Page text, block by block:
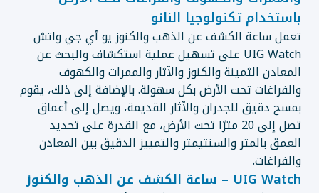
باستخدام تكنولوجيا النانو
تعمل ساعة الكشف عن الذهب والكنوز يو أي جي واتش
UIG Watch على تسهيل عملية استكشاف والبحث عن
المعادن الثمينة والكنوز والآثار والممرات والكهوف
والفراغات تحت الأرض بكل سهولة. بالإضافة إلى ذلك، يقوم
بمسح دقيق للجدران والآثار القديمة، ويصل إلى أعماق
تصل إلى 20 مترًا تحت الأرض، مع القدرة على تحديد
العمق بالمتر والسنتيمتر والتمييز الدقيق بين المعادن
والفراغات.
UIG Watch – ساعة الكشف عن الذهب والكنوز